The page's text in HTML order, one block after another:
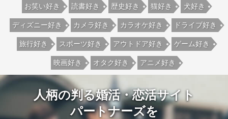
お笑い好き 読書好き 歴史好き 猫好き 犬好き
ディズニー好き カメラ好き カラオケ好き ドライブ好き
旅行好き スポーツ好き アウトドア好き ゲーム好き
映画好き オタク好き アニメ好き
人柄の判る婚活・恋活サイト
パートナーズを